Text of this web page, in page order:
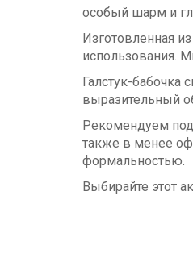
особый шарм и
Изготовленная
использования.
Галстук-бабочка
выразительный
Рекомендуем
также в менее
формальностью.
Выбирайте этот